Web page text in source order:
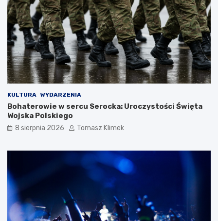
KULTURA WYDARZENIA
Bohaterowie w sercu Serocka: Uroczystości Święta
Wojska Polskiego
8 sierpnia 2026 Tomasz Klimek